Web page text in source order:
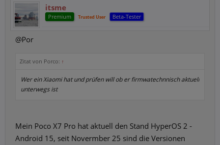
itsme
Premium Trusted User Beta-Tester
@Por
Zitat von Porco: ↑
Wer ein Xiaomi hat und prüfen will ob er firmwatechnnisch aktuell
unterwegs ist
Mein Poco X7 Pro hat aktuell den Stand HyperOS 2 -
Android 15, seit Novermber 25 sind die Versionen